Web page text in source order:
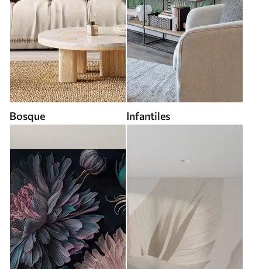
Bosque Infantiles